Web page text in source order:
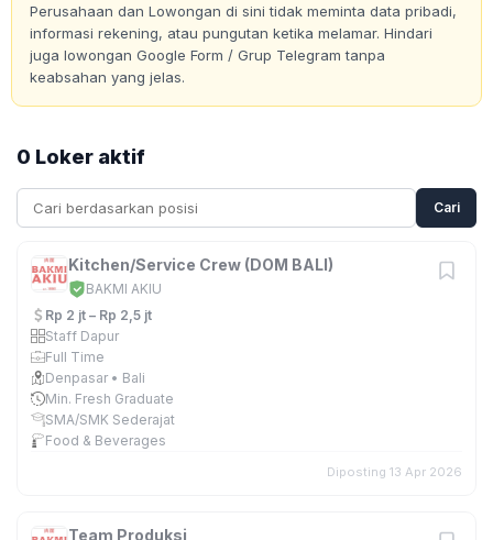
Perusahaan dan Lowongan di sini tidak meminta data pribadi,
informasi rekening, atau pungutan ketika melamar. Hindari
juga lowongan Google Form / Grup Telegram tanpa
keabsahan yang jelas.
0 Loker aktif
Cari
Kitchen/Service Crew (DOM BALI)
BAKMI AKIU
Rp 2 jt – Rp 2,5 jt
Staff Dapur
Full Time
Denpasar • Bali
Min. Fresh Graduate
SMA/SMK Sederajat
Food & Beverages
Diposting 13 Apr 2026
Team Produksi